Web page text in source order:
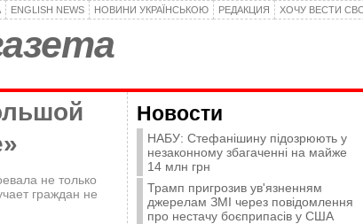
ENGLISH NEWS НОВИНИ УКРАЇНСЬКОЮ РЕДАКЦИЯ ХОЧУ ВЕСТИ
не только
граждан не
Новости
НАБУ: Стефанішину підозрюють у
незаконному збагаченні на майже
14 млн грн
Трамп пригрозив ув'язненням
джерелам ЗМІ через повідомлення
про нестачу боєприпасів у США